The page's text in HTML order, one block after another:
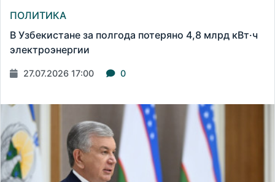
ПОЛИТИКА
В Узбекистане за полгода потеряно 4,8 млрд кВт·ч
электроэнергии
27.07.2026 17:00 0